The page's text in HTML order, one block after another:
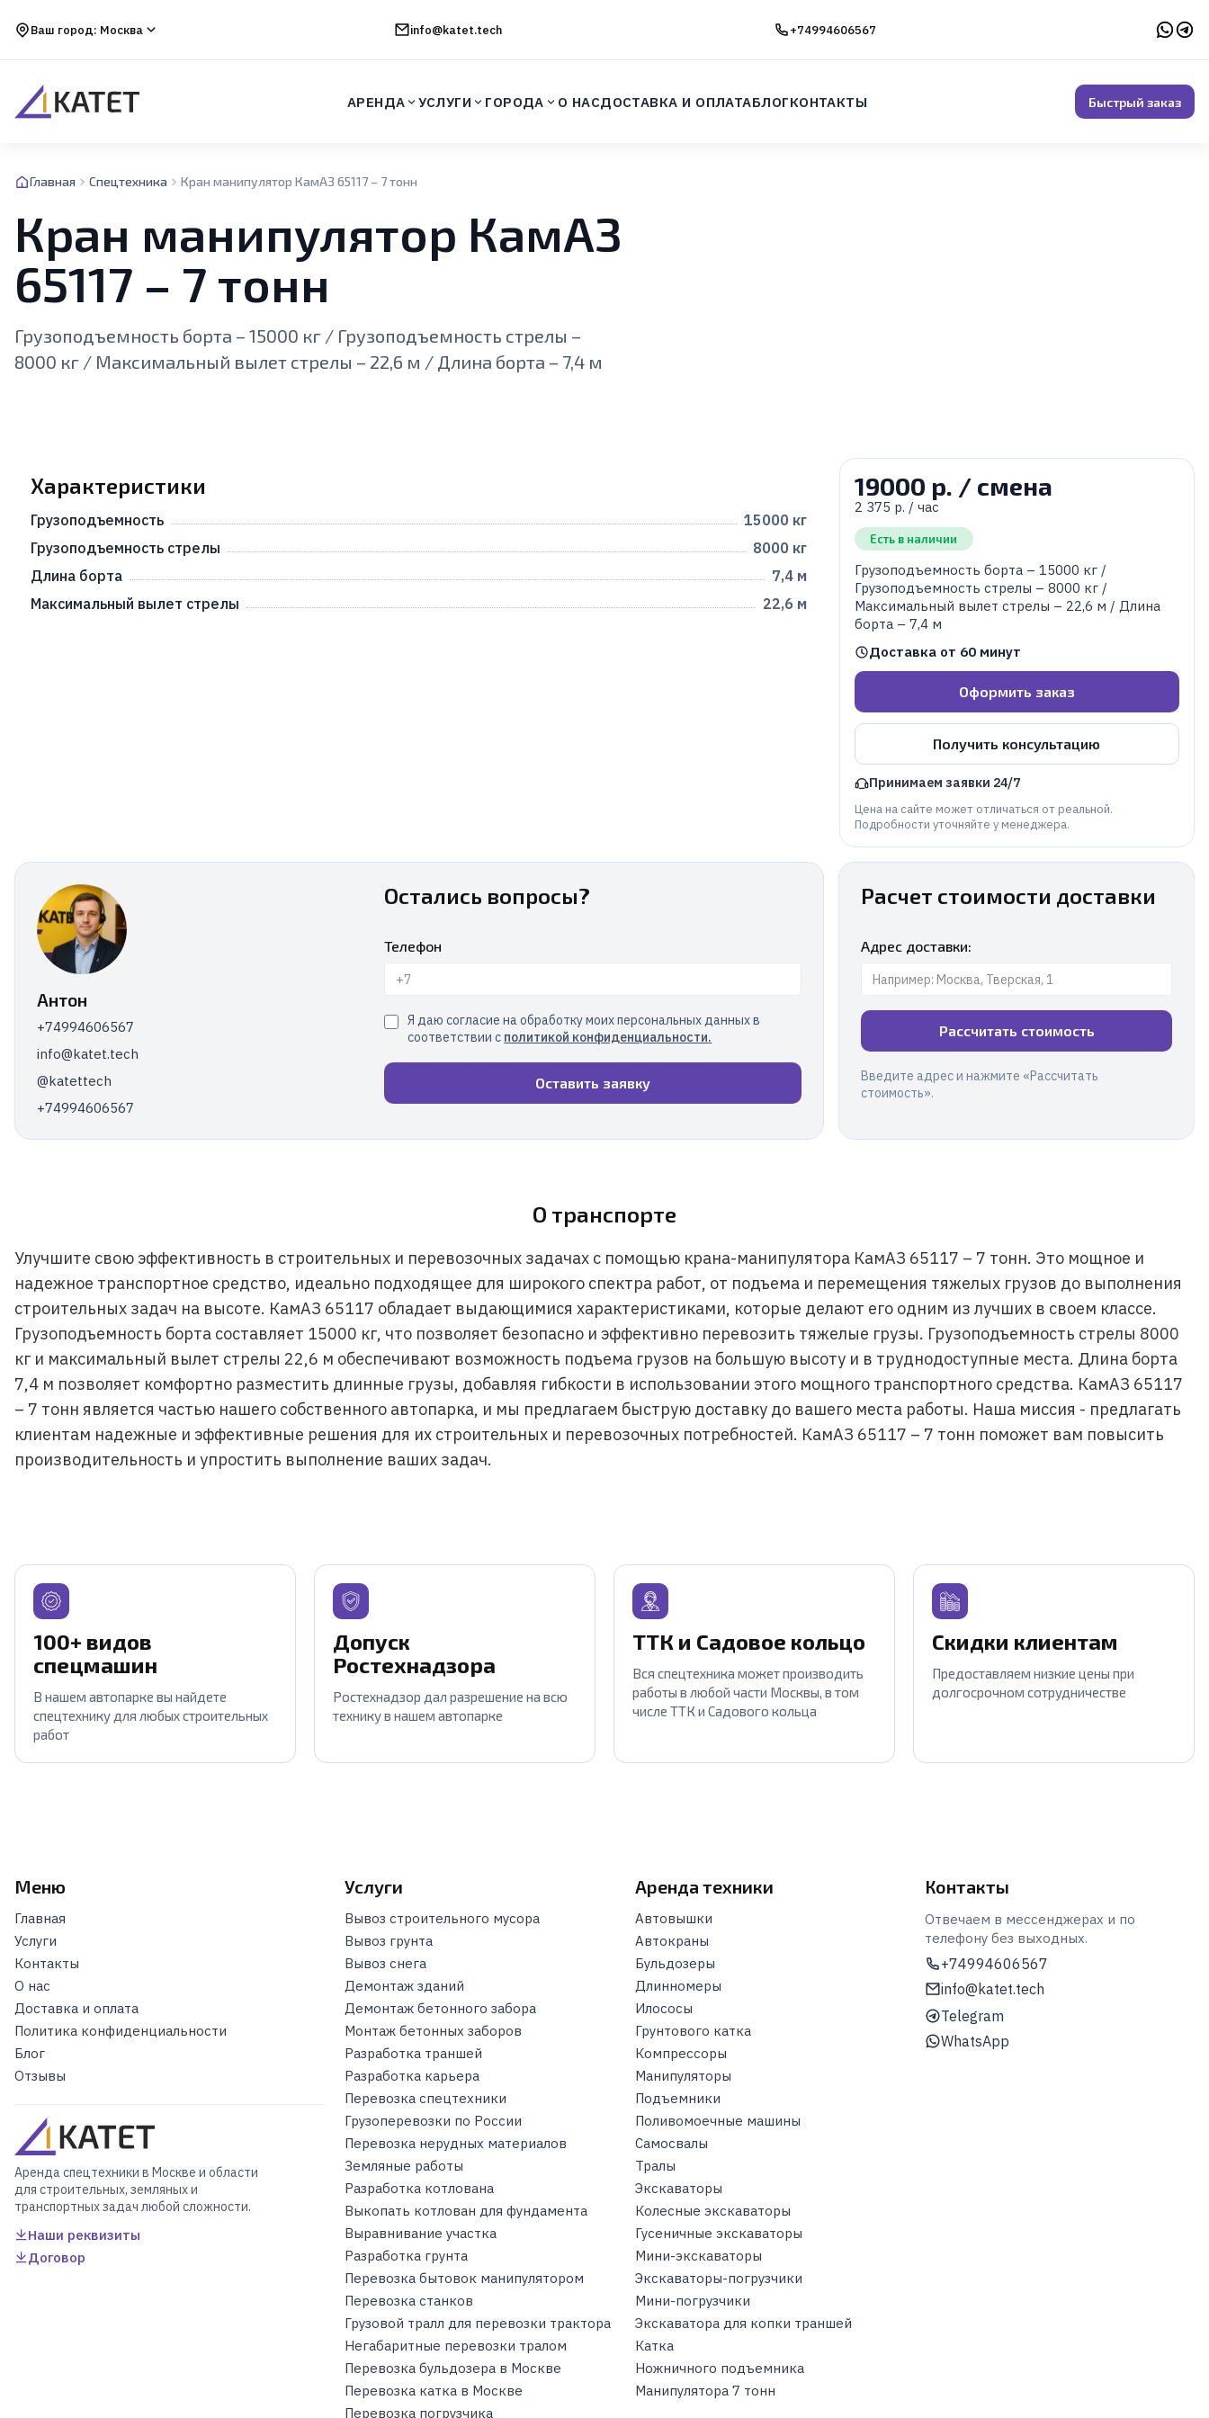
Ваш город: Москва info@katet.tech +74994606567
АРЕНДА УСЛУГИ ГОРОДА О НАСДОСТАВКА И ОПЛАТАБЛОГКОНТАКТЫ Быстрый заказ
Главная Спецтехника Кран манипулятор КамАЗ 65117 – 7 тонн
Кран манипулятор КамАЗ
65117 – 7 тонн
Грузоподъемность борта – 15000 кг / Грузоподъемность стрелы –
8000 кг / Максимальный вылет стрелы – 22,6 м / Длина борта – 7,4 м
Характеристики
Грузоподъемность
15000 кг
Грузоподъемность стрелы
8000 кг
Длина борта
7,4 м
Максимальный вылет стрелы
22,6 м
19000 р. / смена
2 375 р. / час
Есть в наличии
Грузоподъемность борта – 15000 кг /
Грузоподъемность стрелы – 8000 кг /
Максимальный вылет стрелы – 22,6 м / Длина
борта – 7,4 м
Доставка от 60 минут
Оформить заказ
Получить консультацию
Принимаем заявки 24/7
Цена на сайте может отличаться от реальной.
Подробности уточняйте у менеджера.
Антон
+74994606567
info@katet.tech
@katettech
+74994606567
Остались вопросы?
Телефон
Я даю согласие на обработку моих персональных данных в
соответствии с политикой конфиденциальности.
Оставить заявку
Расчет стоимости доставки
Адрес доставки:
Рассчитать стоимость
Введите адрес и нажмите «Рассчитать
стоимость».
О транспорте
Улучшите свою эффективность в строительных и перевозочных задачах с помощью крана-манипулятора КамАЗ 65117 – 7 тонн. Это мощное и
надежное транспортное средство, идеально подходящее для широкого спектра работ, от подъема и перемещения тяжелых грузов до выполнения
строительных задач на высоте. КамАЗ 65117 обладает выдающимися характеристиками, которые делают его одним из лучших в своем классе.
Грузоподъемность борта составляет 15000 кг, что позволяет безопасно и эффективно перевозить тяжелые грузы. Грузоподъемность стрелы 8000
кг и максимальный вылет стрелы 22,6 м обеспечивают возможность подъема грузов на большую высоту и в труднодоступные места. Длина борта
7,4 м позволяет комфортно разместить длинные грузы, добавляя гибкости в использовании этого мощного транспортного средства. КамАЗ 65117
– 7 тонн является частью нашего собственного автопарка, и мы предлагаем быструю доставку до вашего места работы. Наша миссия - предлагать
клиентам надежные и эффективные решения для их строительных и перевозочных потребностей. КамАЗ 65117 – 7 тонн поможет вам повысить
производительность и упростить выполнение ваших задач.
100+ видов
спецмашин
В нашем автопарке вы найдете
спецтехнику для любых строительных
работ
Допуск
Ростехнадзора
Ростехнадзор дал разрешение на всю
технику в нашем автопарке
ТТК и Садовое кольцо
Вся спецтехника может производить
работы в любой части Москвы, в том
числе ТТК и Садового кольца
Скидки клиентам
Предоставляем низкие цены при
долгосрочном сотрудничестве
Меню
Главная
Услуги
Контакты
О нас
Доставка и оплата
Политика конфиденциальности
Блог
Отзывы
Аренда спецтехники в Москве и области
для строительных, земляных и
транспортных задач любой сложности.
Наши реквизиты
Договор
Услуги
Вывоз строительного мусора
Вывоз грунта
Вывоз снега
Демонтаж зданий
Демонтаж бетонного забора
Монтаж бетонных заборов
Разработка траншей
Разработка карьера
Перевозка спецтехники
Грузоперевозки по России
Перевозка нерудных материалов
Земляные работы
Разработка котлована
Выкопать котлован для фундамента
Выравнивание участка
Разработка грунта
Перевозка бытовок манипулятором
Перевозка станков
Грузовой тралл для перевозки трактора
Негабаритные перевозки тралом
Перевозка бульдозера в Москве
Перевозка катка в Москве
Перевозка погрузчика
Аренда техники
Автовышки
Автокраны
Бульдозеры
Длинномеры
Илососы
Грунтового катка
Компрессоры
Манипуляторы
Подъемники
Поливомоечные машины
Самосвалы
Тралы
Экскаваторы
Колесные экскаваторы
Гусеничные экскаваторы
Мини-экскаваторы
Экскаваторы-погрузчики
Мини-погрузчики
Экскаватора для копки траншей
Катка
Ножничного подъемника
Манипулятора 7 тонн
Контакты
Отвечаем в мессенджерах и по
телефону без выходных.
+74994606567
info@katet.tech
Telegram
WhatsApp